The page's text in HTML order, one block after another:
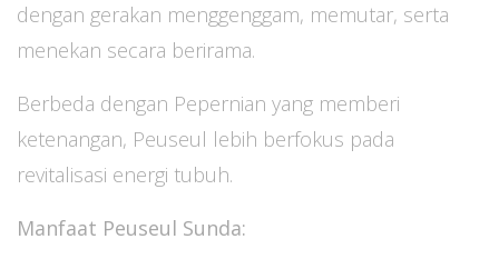
dengan gerakan menggenggam, memutar, serta
menekan secara berirama.
Berbeda dengan Pepernian yang memberi
ketenangan, Peuseul lebih berfokus pada
revitalisasi energi tubuh.
Manfaat Peuseul Sunda: